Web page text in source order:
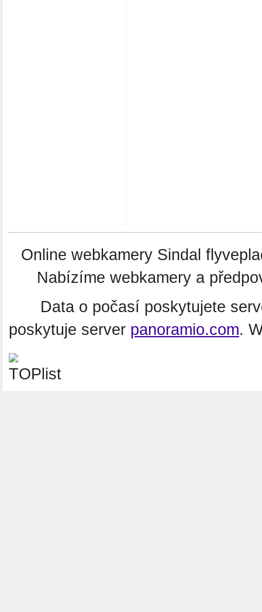
Online webkamery Sindal
Nabízíme webkamery a
Data o počasí poskytujete
poskytuje server panoramio.com.